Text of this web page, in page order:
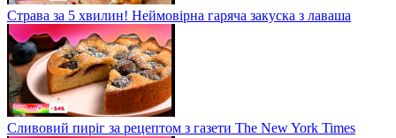
Страва за 5 хвилин! Неймовірна гаряча закуска з лаваша
Сливовий пиріг за рецептом з газети The New York Times